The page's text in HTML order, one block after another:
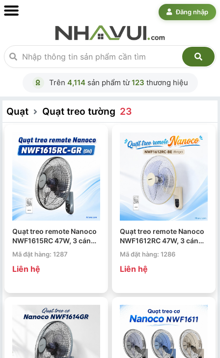
Đăng nhập
Trên 4,114sản phẩm từ123 thương hiệu
Quạt Quạt treo tường 23
Quạt treo remote Nanoco
NWF1615RC 47W, 3 cánh
quạt, đường kính 40cm
Mã đặt hàng: 1287
Liên hệ
Quạt treo remote Nanoco
NWF1612RC 47W, 3 cánh,
đường kính cánh 40cm
Mã đặt hàng: 1286
Liên hệ